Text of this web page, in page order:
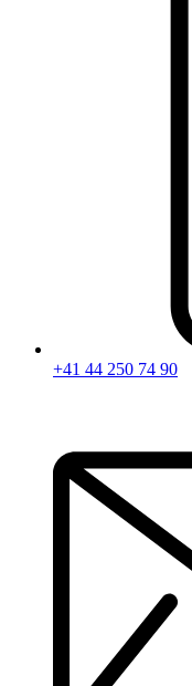
+41 44 250 74 90